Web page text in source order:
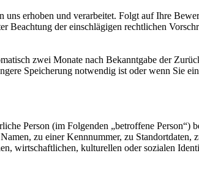
erhoben und verarbeitet. Folgt auf Ihre
der einschlägigen rechtlichen
Speicherung notwendig ist oder wenn Sie
Person (im Folgenden „betroffene
zu einer Kennnummer, zu
wirtschaftlichen, kulturellen oder sozialen